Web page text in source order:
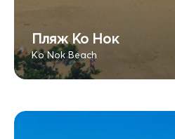
Пляж Ко Нок
Ko Nok Beach